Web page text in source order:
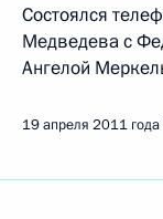
Состоялся
Медведева с
Ангелой
19 апреля 2011 года